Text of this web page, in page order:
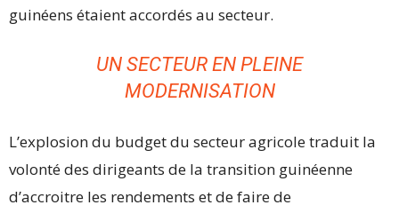
guinéens étaient accordés au secteur.
UN SECTEUR EN PLEINE
MODERNISATION
L’explosion du budget du secteur agricole traduit la
volonté des dirigeants de la transition guinéenne
d’accroitre les rendements et de faire de